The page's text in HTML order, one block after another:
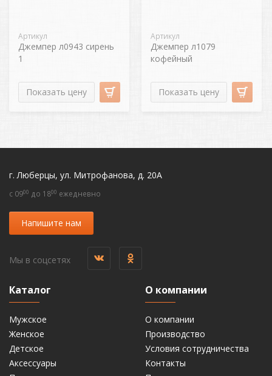
Артикул
Джемпер л0943 сирень
1
Показать цену
Артикул
Джемпер л1079
кофейный
Показать цену
г. Люберцы, ул. Митрофанова, д. 20А
c 0900 до 1800 ежедневно
Напишите нам
Мы в соцсетях
Каталог
Мужское
Женское
Детское
Аксессуары
О компании
О компании
Производство
Условия сотрудничества
Контакты